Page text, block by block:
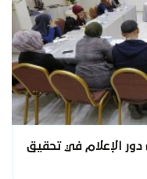
دور الإعلام في تحقيق